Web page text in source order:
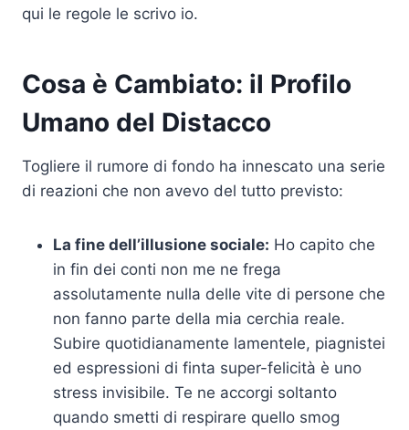
qui le regole le scrivo io.
Cosa è Cambiato: il Profilo
Umano del Distacco
Togliere il rumore di fondo ha innescato una serie
di reazioni che non avevo del tutto previsto:
La fine dell’illusione sociale: Ho capito che
in fin dei conti non me ne frega
assolutamente nulla delle vite di persone che
non fanno parte della mia cerchia reale.
Subire quotidianamente lamentele, piagnistei
ed espressioni di finta super-felicità è uno
stress invisibile. Te ne accorgi soltanto
quando smetti di respirare quello smog